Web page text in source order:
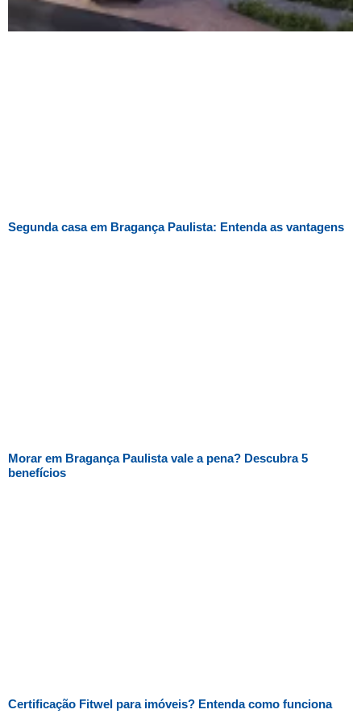
Segunda casa em Bragança Paulista: Entenda as vantagens
Morar em Bragança Paulista vale a pena? Descubra 5
benefícios
Certificação Fitwel para imóveis? Entenda como funciona